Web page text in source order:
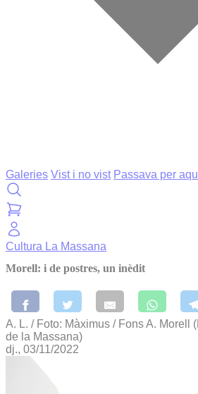
Galeries Vist i no vist Passava per
Cultura La Massana
Morell: i de postres, un inèdit
A. L. / Foto: Màximus / Fons A. Morell
de la Massana)
dj., 03/11/2022